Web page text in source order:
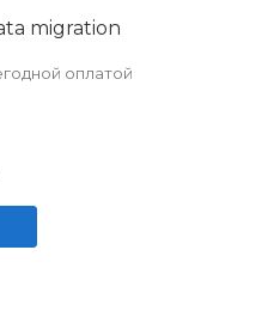
migration
оплатой